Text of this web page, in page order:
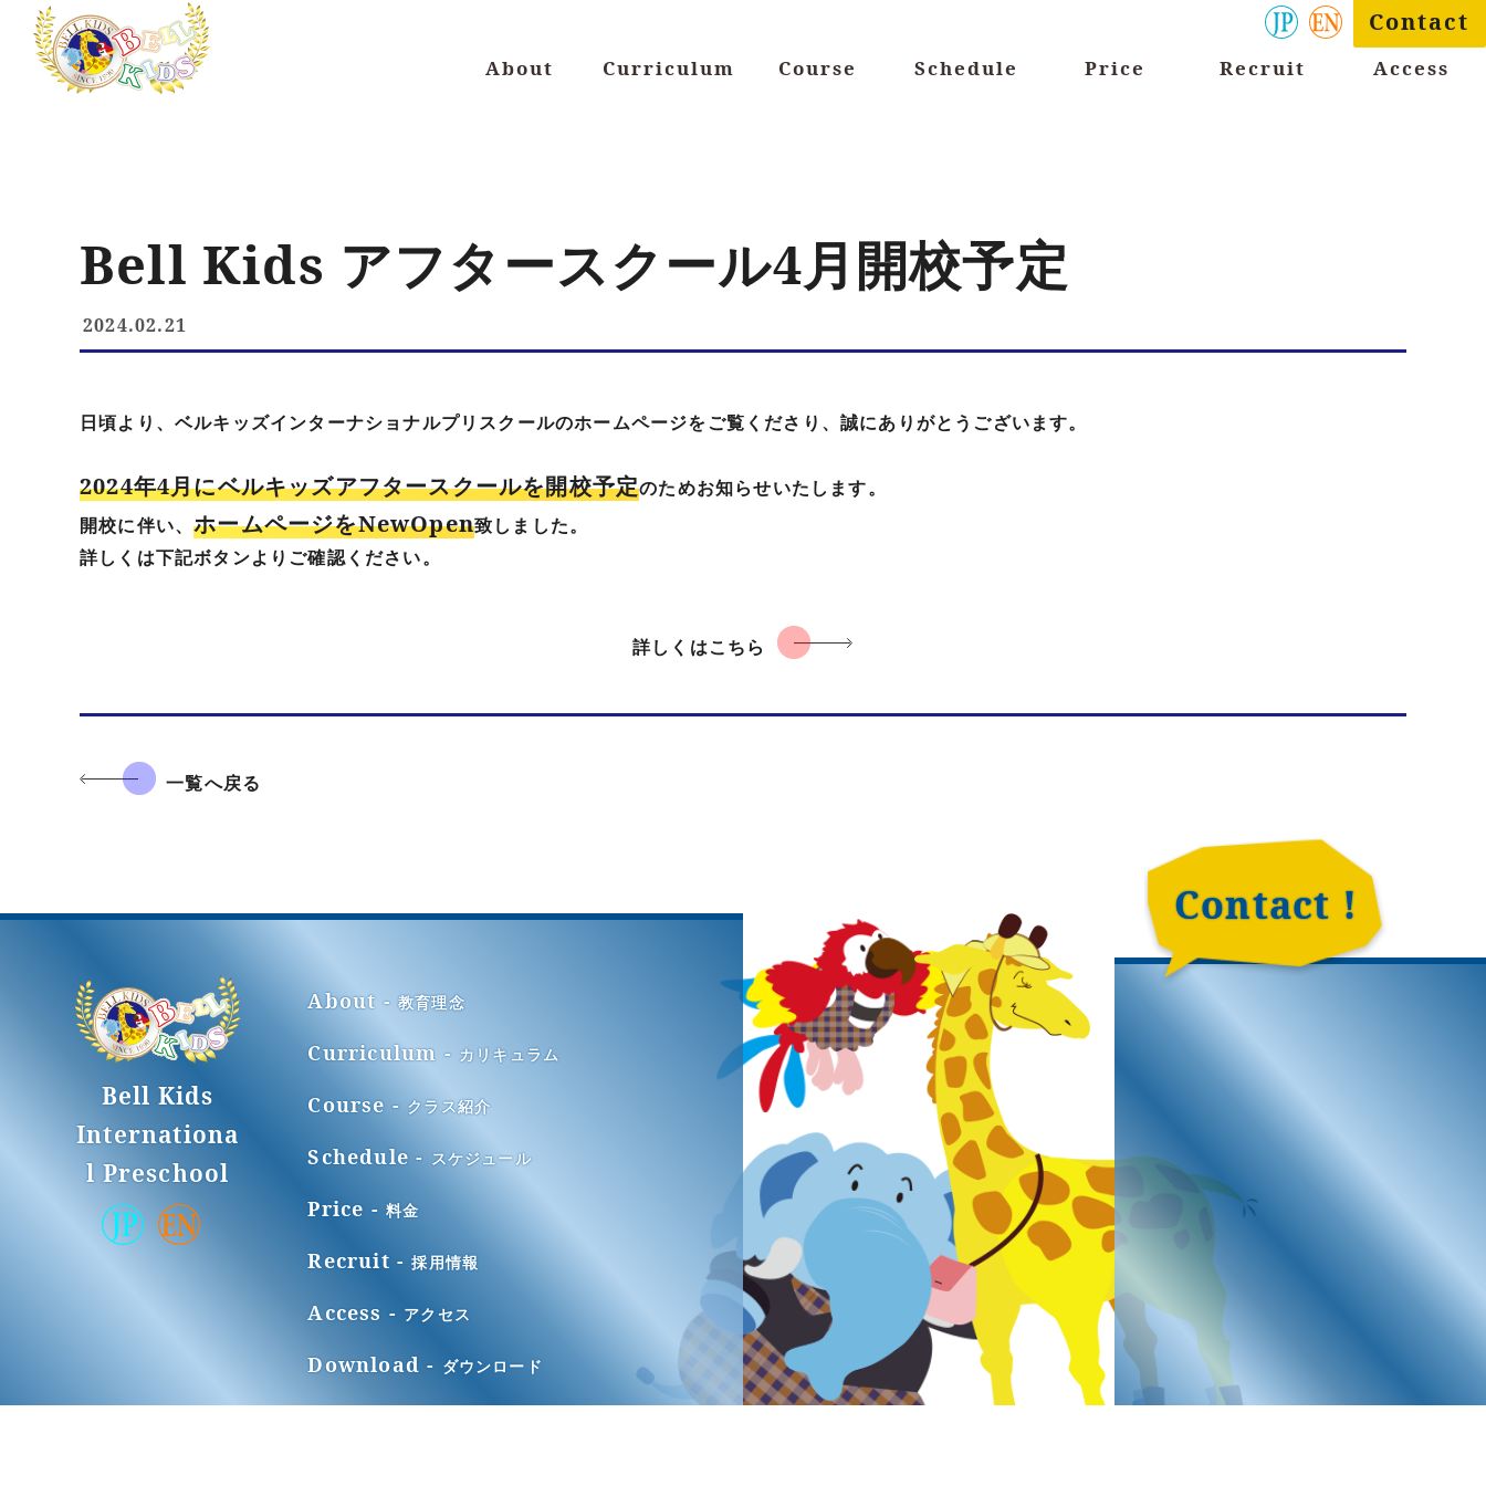
Contact
About Curriculum Course Schedule Price Recruit Access
Bell Kids アフタースクール4月開校予定
2024.02.21
日頃より、ベルキッズインターナショナルプリスクールのホームページをご覧くださり、誠にありがとうございます。
2024年4月にベルキッズアフタースクールを開校予定のためお知らせいたします。
開校に伴い、ホームページをNewOpen致しました。
詳しくは下記ボタンよりご確認ください。
詳しくはこちら
一覧へ戻る
Bell Kids
Internationa
l Preschool
About - 教育理念
Curriculum - カリキュラム
Course - クラス紹介
Schedule - スケジュール
Price - 料金
Recruit -採用情報
Access - アクセス
Download - ダウンロード
Contact !